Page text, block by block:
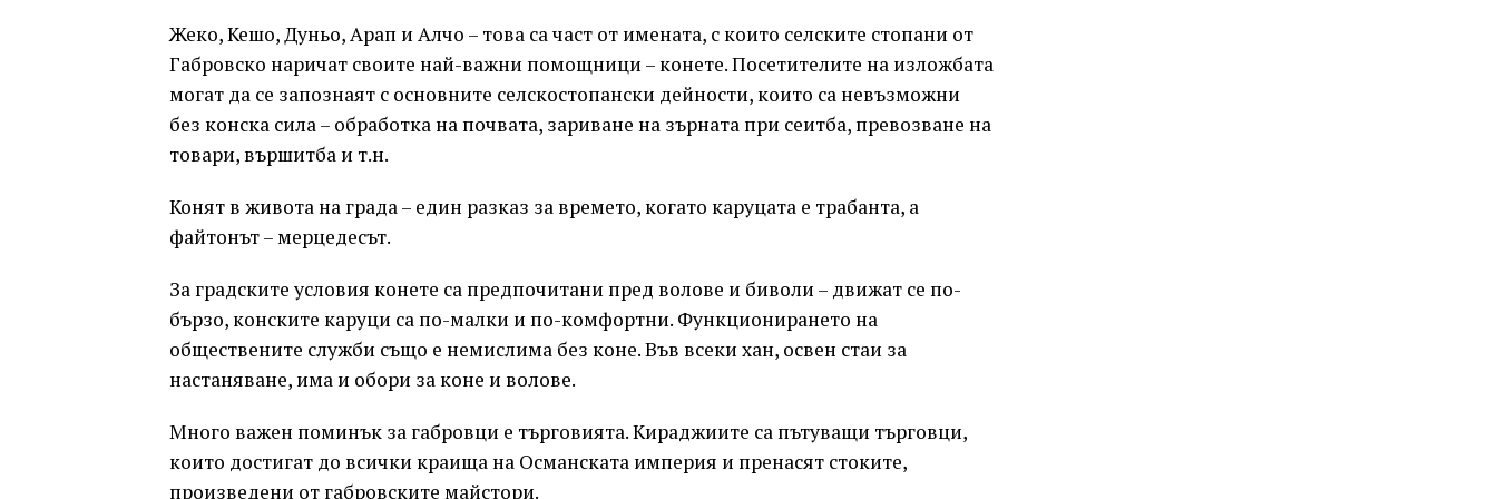
Жеко, Кешо, Дуньо, Арап и Алчо – това са част от имената, с които селските стопани от
Габровско наричат своите най-важни помощници – конете. Посетителите на изложбата
могат да се запознаят с основните селскостопански дейности, които са невъзможни
без конска сила – обработка на почвата, зариване на зърната при сеитба, превозване на
товари, вършитба и т.н.
Конят в живота на града – един разказ за времето, когато каруцата е трабанта, а
файтонът – мерцедесът.
За градските условия конете са предпочитани пред волове и биволи – движат се по-
бързо, конските каруци са по-малки и по-комфортни. Функционирането на
обществените служби също е немислима без коне. Във всеки хан, освен стаи за
настаняване, има и обори за коне и волове.
Много важен поминък за габровци е търговията. Кираджиите са пътуващи търговци,
които достигат до всички краища на Османската империя и пренасят стоките,
произведени от габровските майстори.